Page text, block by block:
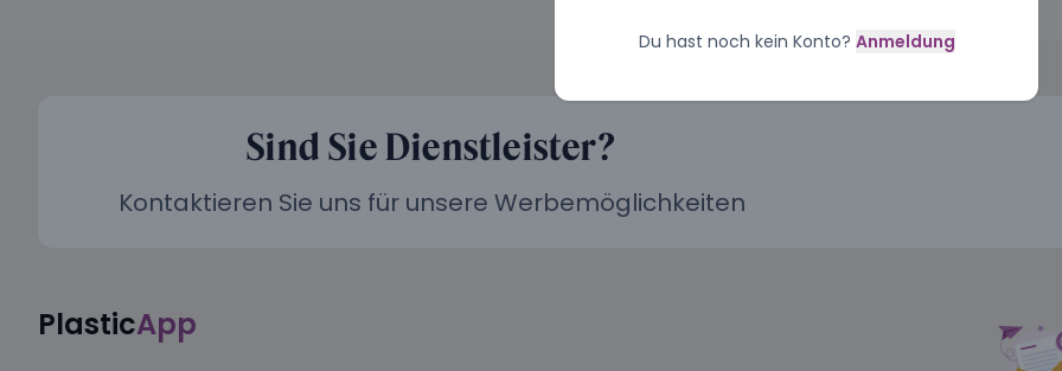
Sind Sie Dienstleister?
Kontaktieren Sie uns für unsere Werbemöglichkeiten
PlasticApp
Du hast noch kein Konto? Anmeldung